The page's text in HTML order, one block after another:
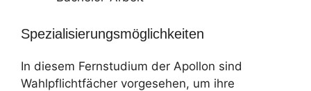
Spezialisierungsmöglichkeiten
In diesem Fernstudium der Apollon sind
Wahlpflichtfächer vorgesehen, um ihre